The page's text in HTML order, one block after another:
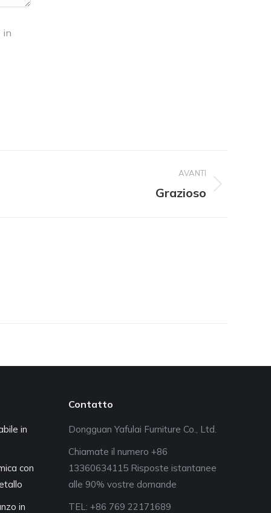
in
AVANTI
Grazioso
in
con
in
Contatto
Dongguan Yafulai Furniture Co., Ltd.
Chiamate il numero +86
13360634115 Risposte istantanee
alle 90% vostre domande
TEL: +86 769 22171689